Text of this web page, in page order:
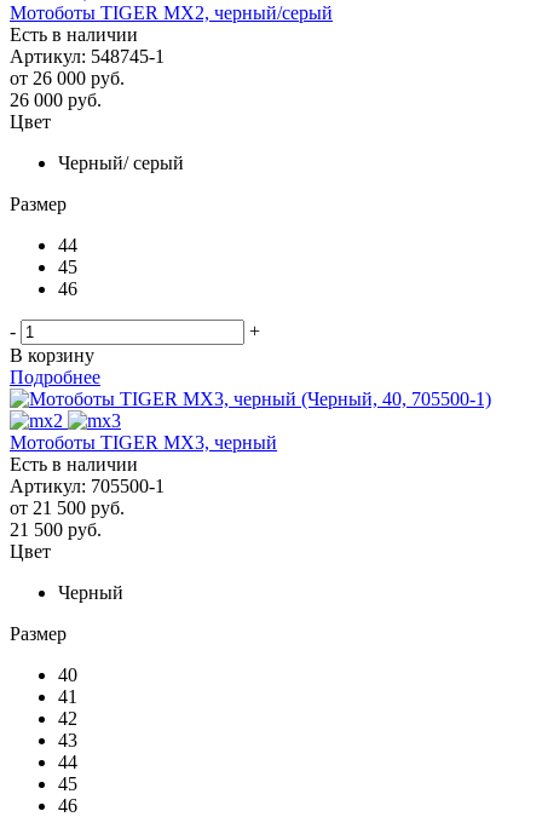
Мотоботы TIGER MX2, черный/серый
Есть в наличии
Артикул: 548745-1
от 26 000 руб.
26 000 руб.
Цвет
Черный/ серый
Размер
44
45
46
-
+
В корзину
Подробнее
Мотоботы TIGER MX3, черный
Есть в наличии
Артикул: 705500-1
от 21 500 руб.
21 500 руб.
Цвет
Черный
Размер
40
41
42
43
44
45
46